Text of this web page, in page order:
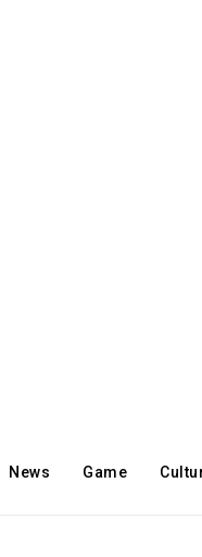
News Game